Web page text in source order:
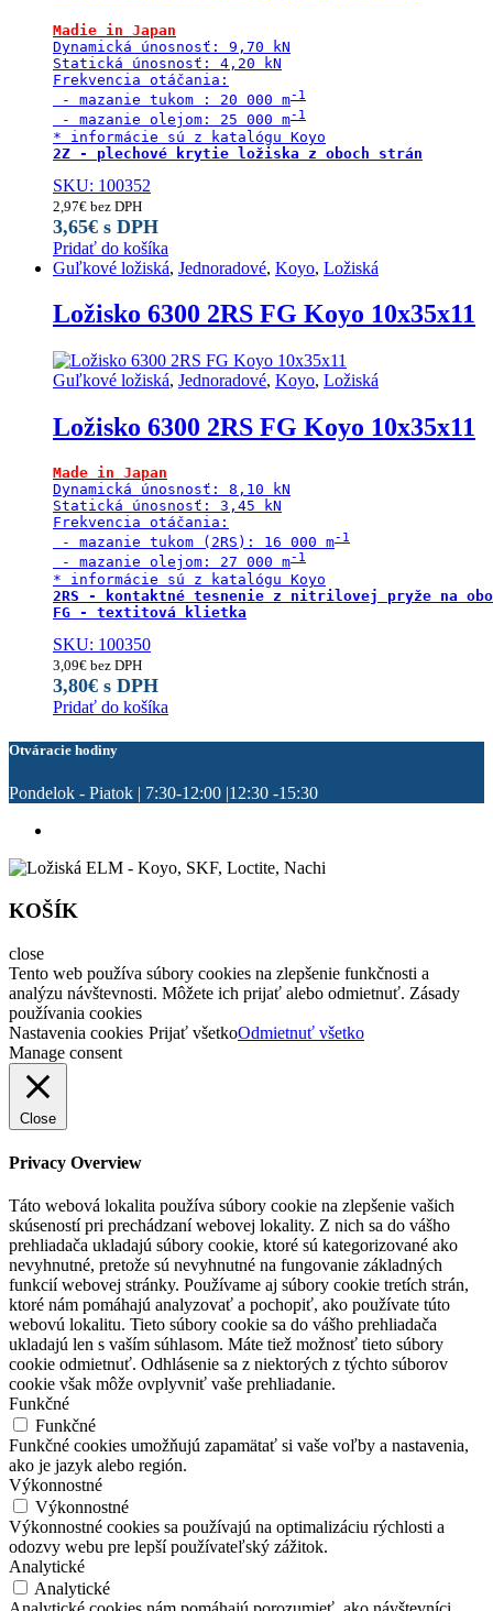
Madie in Japan
Dynamická únosnosť: 9,70 kN
Statická únosnosť: 4,20 kN
Frekvencia otáčania:
- mazanie tukom : 20 000 m
- mazanie olejom: 25 000 m
2Z - plechové krytie ložiska z oboch strán
SKU: 100352
2,97€ bez DPH
3,65€ s DPH
Pridať do košíka
Guľkové ložiská, Jednoradové, Koyo, Ložiská
Ložisko 6300 2RS FG Koyo 10x35x11
Guľkové ložiská, Jednoradové, Koyo, Ložiská
Ložisko 6300 2RS FG Koyo 10x35x11
Made in Japan
Dynamická únosnosť: 8,10 kN
Statická únosnosť: 3,45 kN
Frekvencia otáčania:
- mazanie tukom (2RS): 16 000 m
- mazanie olejom: 27 000 m
2RS - kontaktné tesnenie z nitrilovej pryže na
FG - textitová klietka
SKU: 100350
3,09€ bez DPH
3,80€ s DPH
Pridať do košíka
Otváracie hodiny
Pondelok - Piatok | 7:30-12:00 |12:30 -15:30
KOŠÍK
close
Tento web používa súbory cookies na zlepšenie funkčnosti a
analýzu návštevnosti. Môžete ich prijať alebo odmietnuť. Zásady
používania cookies
Nastavenia cookies Prijať všetkoOdmietnuť všetko
Manage consent
Close
Privacy Overview
Táto webová lokalita používa súbory cookie na zlepšenie vašich
skúseností pri prechádzaní webovej lokality. Z nich sa do vášho
prehliadača ukladajú súbory cookie, ktoré sú kategorizované ako
nevyhnutné, pretože sú nevyhnutné na fungovanie základných
funkcií webovej stránky. Používame aj súbory cookie tretích strán,
ktoré nám pomáhajú analyzovať a pochopiť, ako používate túto
webovú lokalitu. Tieto súbory cookie sa do vášho prehliadača
ukladajú len s vaším súhlasom. Máte tiež možnosť tieto súbory
cookie odmietnuť. Odhlásenie sa z niektorých z týchto súborov
cookie však môže ovplyvniť vaše prehliadanie.
Funkčné
Funkčné
Funkčné cookies umožňujú zapamätať si vaše voľby a nastavenia,
ako je jazyk alebo región.
Výkonnostné
Výkonnostné
Výkonnostné cookies sa používajú na optimalizáciu rýchlosti a
odozvy webu pre lepší používateľský zážitok.
Analytické
Analytické